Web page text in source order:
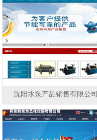
沈阳水泵产品销售有限公司